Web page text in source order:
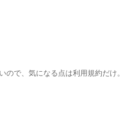
ので、気になる点は利用規約だけ。